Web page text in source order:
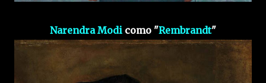
Narendra Modi como "Rembrandt"